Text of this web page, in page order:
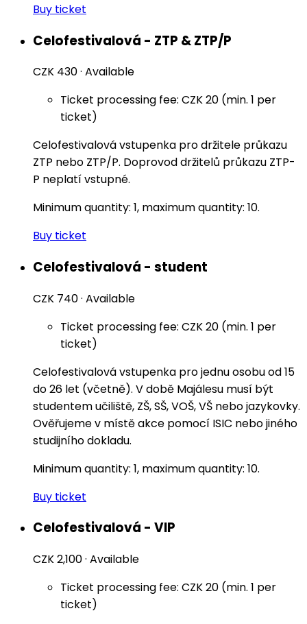
Buy ticket
Celofestivalová - ZTP & ZTP/P
CZK 430· Available
Ticket processing fee: CZK 20 (min. 1 per
ticket)
Celofestivalová vstupenka pro držitele průkazu
ZTP nebo ZTP/P. Doprovod držitelů průkazu ZTP-
P neplatí vstupné.
Minimum quantity: 1, maximum quantity: 10.
Buy ticket
Celofestivalová - student
CZK 740· Available
Ticket processing fee: CZK 20 (min. 1 per
ticket)
Celofestivalová vstupenka pro jednu osobu od 15
do 26 let (včetně). V době Majálesu musí být
studentem učiliště, ZŠ, SŠ, VOŠ, VŠ nebo jazykovky.
Ověřujeme v místě akce pomocí ISIC nebo jiného
studijního dokladu.
Minimum quantity: 1, maximum quantity: 10.
Buy ticket
Celofestivalová - VIP
CZK 2,100· Available
Ticket processing fee: CZK 20 (min. 1 per
ticket)